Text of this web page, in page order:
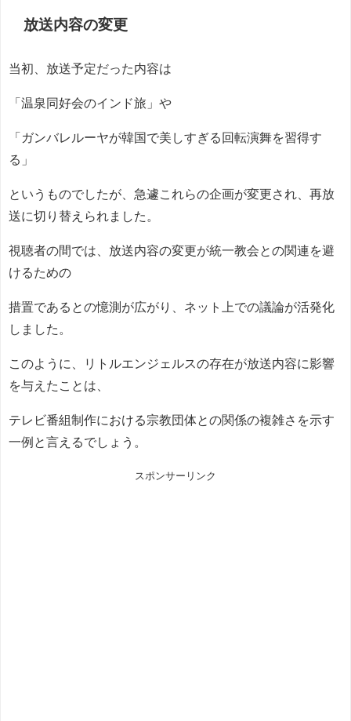
放送内容の変更
当初、放送予定だった内容は
「温泉同好会のインド旅」や
「ガンバレルーヤが韓国で美しすぎる回転演舞を習得す
る」
というものでしたが、急遽これらの企画が変更され、再放
送に切り替えられました。
視聴者の間では、放送内容の変更が統一教会との関連を避
けるための
措置であるとの憶測が広がり、ネット上での議論が活発化
しました。
このように、リトルエンジェルスの存在が放送内容に影響
を与えたことは、
テレビ番組制作における宗教団体との関係の複雑さを示す
一例と言えるでしょう。
スポンサーリンク